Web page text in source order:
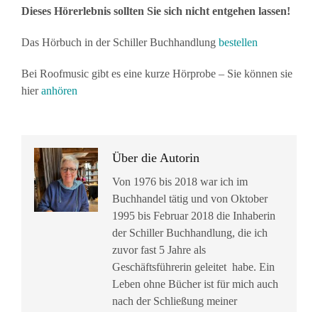
Dieses Hörerlebnis sollten Sie sich nicht entgehen lassen!
Das Hörbuch in der Schiller Buchhandlung bestellen
Bei Roofmusic gibt es eine kurze Hörprobe – Sie können sie
hieranhören
Über die Autorin
Von 1976 bis 2018 war ich im
Buchhandel tätig und von Oktober
1995 bis Februar 2018 die Inhaberin
der Schiller Buchhandlung, die ich
zuvor fast 5 Jahre als
Geschäftsführerin geleitet habe. Ein
Leben ohne Bücher ist für mich auch
nach der Schließung meiner